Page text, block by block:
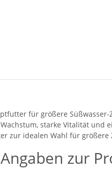
für größere
starke Vitalität
zur idealen Wahl für größere
Angaben zur